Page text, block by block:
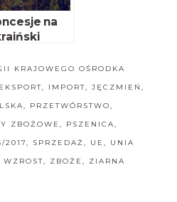
na
się
KRAJOWEGO OŚRODKA
EKSPORT, IMPORT,JĘCZMIEŃ,
, PRZETWÓRSTWO,
ZBOŻOWE, PSZENICA,
2017, SPRZEDAŻ, UE, UNIA
WZROST, ZBOŻE, ZIARNA